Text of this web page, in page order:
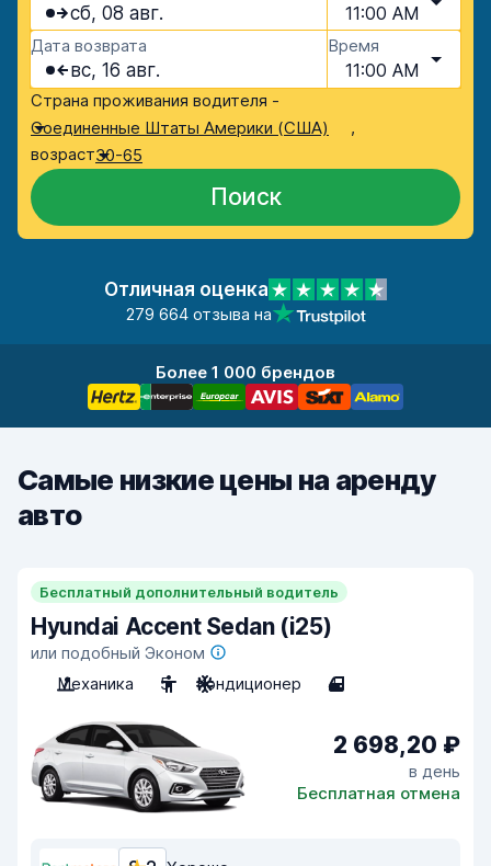
сб, 08 авг. 11:00 AM
Дата возврата
вс, 16 авг.
Время
11:00 AM
Страна проживания водителя -
Соединенные Штаты Америки (США)
,
возраст30-65
Поиск
Отличная оценка
279 664 отзыва на
Более 1 000 брендов
Самые низкие цены на аренду
авто
Бесплатный дополнительный водитель
Hyundai Accent Sedan (i25)
или подобный Эконом
Механика
5 Кондиционер 4
2 698,20 ₽
в день
Бесплатная отмена